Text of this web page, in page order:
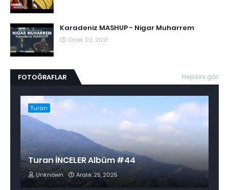
Karadeniz MASHUP - Nigar Muharrem
Ocak 02, 2021
FOTOĞRAFLAR Hepsini gör
Turan
Turan İNCELER Albüm #44
Unknown Aralık 25, 2025